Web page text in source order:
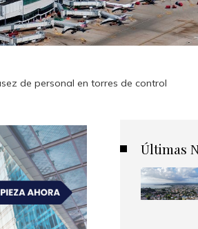
de personal en torres de control
Últimas